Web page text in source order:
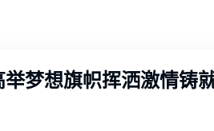
梦想旗帜挥洒激情铸